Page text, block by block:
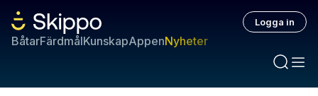
BåtarFärdmålKunskapAppenNyheter
Logga in